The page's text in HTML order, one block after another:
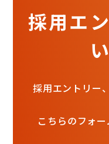
採用エ
採用エントリー
こちらのフォ